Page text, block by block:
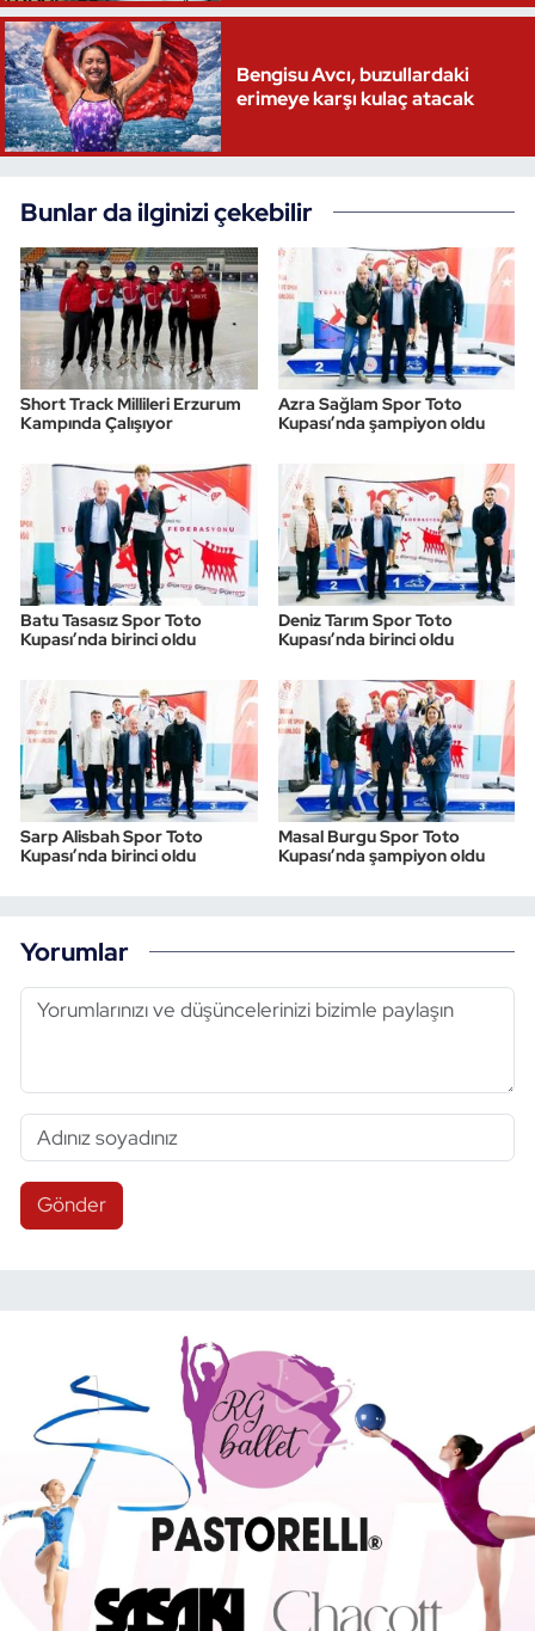
Bengisu Avcı, buzullardaki
erimeye karşı kulaç atacak
Bunlar da ilginizi çekebilir
Short Track Millileri Erzurum
Kampında Çalışıyor
Azra Sağlam Spor Toto
Kupası’nda şampiyon oldu
Batu Tasasız Spor Toto
Kupası’nda birinci oldu
Deniz Tarım Spor Toto
Kupası’nda birinci oldu
Sarp Alisbah Spor Toto
Kupası’nda birinci oldu
Masal Burgu Spor Toto
Kupası’nda şampiyon oldu
Yorumlar
Gönder